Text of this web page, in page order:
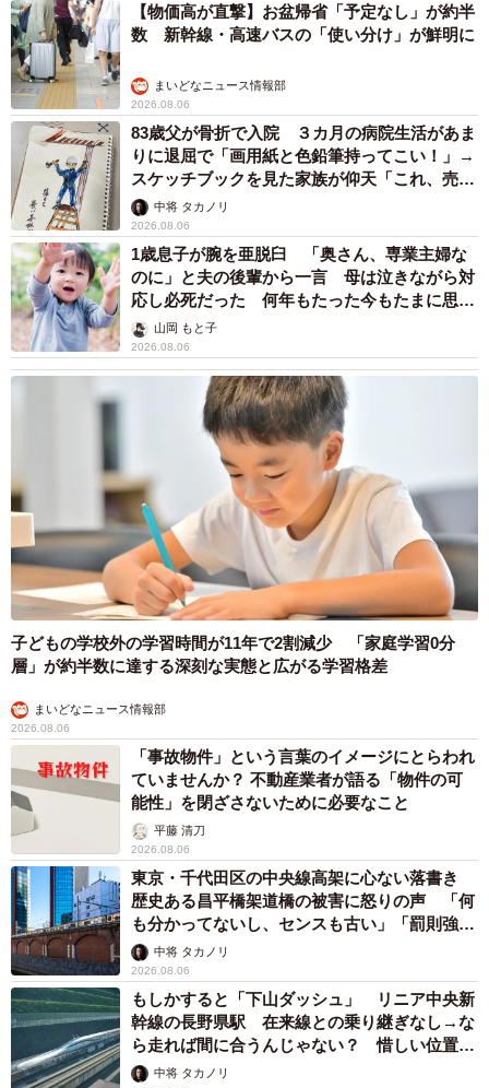
──MKタクシーさんが猫ちゃんのイメージがついてきたの
は。
「私が会社のSNSに載せていた猫写真がバズったりして、
『MK＝猫』のイメージが少しずつ定着してきたようです。
その後、猫関係の場所を巡る猫ツアー（現在は運行休止
中）があったりと猫関係のことを取り組んでいました。ま
た2月22日の猫の日にちなみ、『街なかで偶然、猫と出会っ
たようなときめきを』と、猫好きドライバーが猫のしっぽ
や足あとなどの装飾を施した『MKねこタクシー』を発案。
近年は人事部が中心となって運行するようにもなりまし
た」
7/7
2月22日の猫の日に走ります！（MKタクシーさん提供）
バズった猫写真の撮影者である「上司」の方はMKの旅行部
門（MKトラベル）で京都を中心にツアーの制作もしている
そうです。「MKトラベル」のSNSアカウントのフォローも
お願いしますとのこと。こちら→MKトラベル公式Xアカウ
ント（@mk_ryokou）、MKトラベル公式Instagramアカウン
ト（@mktravel.jp）。
【物価高が直撃】お盆帰省「予定なし」が約半
数 新幹線・高速バスの「使い分け」が鮮明に
まいどなニュース情報部
2026.08.06
83歳父が骨折で入院 ３カ月の病院生活があま
りに退屈で「画用紙と色鉛筆持ってこい！」→
スケッチブックを見た家族が仰天「これ、売れ
ますよ…」
中将 タカノリ
2026.08.06
1歳息子が腕を亜脱臼 「奥さん、専業主婦な
のに」と夫の後輩から一言 母は泣きながら対
応し必死だった 何年もたった今もたまに思い
出し…山岡 もと子
2026.08.06
子どもの学校外の学習時間が11年で2割減少 「家庭学習0分
層」が約半数に達する深刻な実態と広がる学習格差
まいどなニュース情報部
2026.08.06
「事故物件」という言葉のイメージにとらわれ
ていませんか？ 不動産業者が語る「物件の可
能性」を閉ざさないために必要なこと
平藤 清刀
2026.08.06
東京・千代田区の中央線高架に心ない落書き
歴史ある昌平橋架道橋の被害に怒りの声 「何
も分かってないし、センスも古い」「罰則強化
して」中将 タカノリ
2026.08.06
もしかすると「下山ダッシュ」 リニア中央新
幹線の長野県駅 在来線との乗り継ぎなし→な
ら走れば間に合うんじゃない？ 惜しい位置関
係が反響
中将 タカノリ